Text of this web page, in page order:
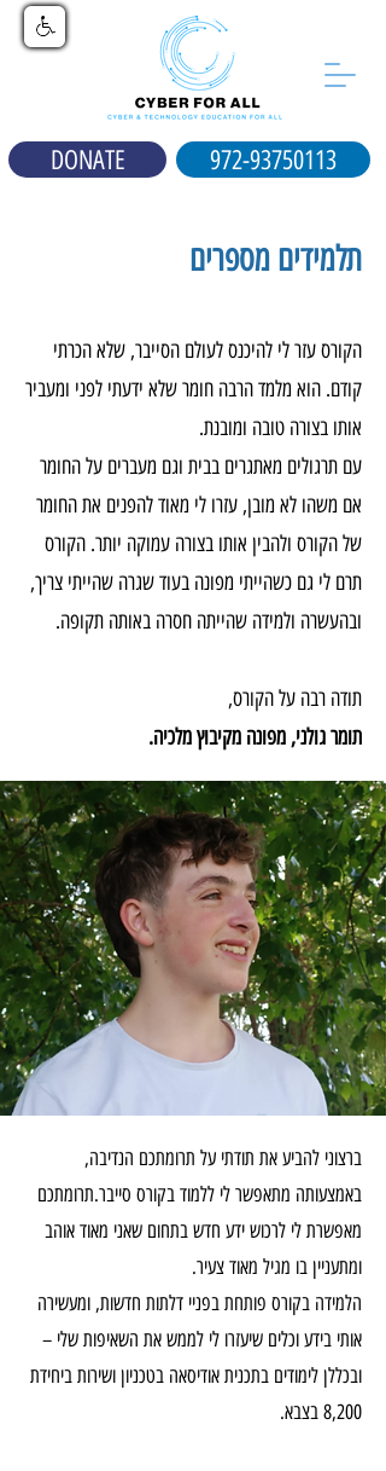
DONATE 972-93750113
תלמידים מספרים
הקורס עזר לי להיכנס לעולם הסייבר, שלא הכרתי
קודם. הוא מלמד הרבה חומר שלא ידעתי לפני ומעביר
אותו בצורה טובה ומובנת.
עם תרגולים מאתגרים בבית וגם מעברים על החומר
אם משהו לא מובן, עזרו לי מאוד להפנים את החומר
של הקורס ולהבין אותו בצורה עמוקה יותר. הקורס
תרם לי גם כשהייתי מפונה בעוד שגרה שהייתי צריך,
ובהעשרה ולמידה שהייתה חסרה באותה תקופה.
תודה רבה על הקורס,
תומר גולני, מפונה מקיבוץ מלכיה.
ברצוני להביע את תודתי על תרומתכם הנדיבה,
באמצעותה מתאפשר לי ללמוד בקורס סייבר.תרומתכם
מאפשרת לי לרכוש ידע חדש בתחום שאני מאוד אוהב
ומתעניין בו מגיל מאוד צעיר.
הלמידה בקורס פותחת בפניי דלתות חדשות, ומעשירה
אותי בידע וכלים שיעזרו לי לממש את השאיפות שלי –
ובכללן לימודים בתכנית אודיסאה בטכניון ושירות ביחידת
8,200 בצבא.